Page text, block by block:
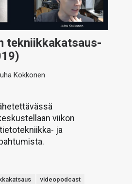
tekniikkakatsaus-
Kokkonen
viikon
ja
videopodcast